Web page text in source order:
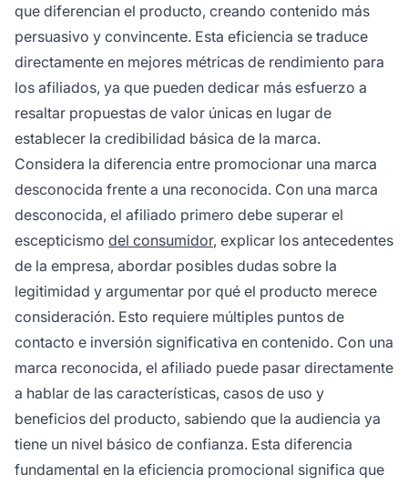
que diferencian el producto, creando contenido más
persuasivo y convincente. Esta eficiencia se traduce
directamente en mejores métricas de rendimiento para
los afiliados, ya que pueden dedicar más esfuerzo a
resaltar propuestas de valor únicas en lugar de
establecer la credibilidad básica de la marca.
Considera la diferencia entre promocionar una marca
desconocida frente a una reconocida. Con una marca
desconocida, el afiliado primero debe superar el
escepticismo del consumidor, explicar los antecedentes
de la empresa, abordar posibles dudas sobre la
legitimidad y argumentar por qué el producto merece
consideración. Esto requiere múltiples puntos de
contacto e inversión significativa en contenido. Con una
marca reconocida, el afiliado puede pasar directamente
a hablar de las características, casos de uso y
beneficios del producto, sabiendo que la audiencia ya
tiene un nivel básico de confianza. Esta diferencia
fundamental en la eficiencia promocional significa que